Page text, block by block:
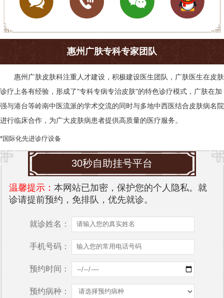
惠州广肤专科专家团队
惠州广肤皮肤科注重人才建设，积极建设医生团队，广肤医生在皮肤
诊疗上各有经验，形成了"专科专病专治皮肤"的特色诊疗模式，广肤在加
强与港台等岭南中医流派的学术交流的同时与多地中西医结合皮肤病名院
进行临床合作，为广大皮肤病患者提供高质量的医疗服务。
*国际化先进诊疗设备
30秒自助挂号平台
温馨提示： 本网站已加密，保护您的个人隐私。就
诊请提前预约，免排队，优先就诊。
就诊姓名：
手机号码：
预约时间：
预约病种：